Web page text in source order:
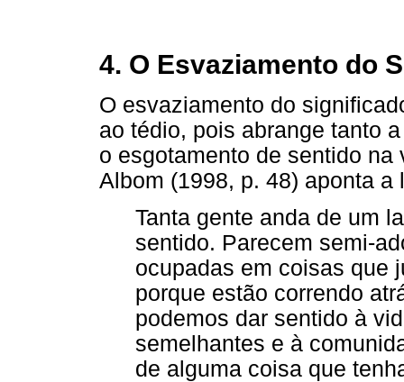
4. O Esvaziamento do
O esvaziamento do
ao tédio, pois abrange tanto
o esgotamento de sentido
Albom (1998, p. 48) aponta
Tanta gente anda de um
sentido. Parecem semi-
ocupadas em coisas que
porque estão correndo
podemos dar sentido à
semelhantes e à
de alguma coisa que